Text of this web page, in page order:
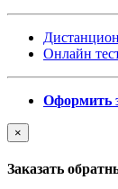
Онлайн
Оформить
×
Заказать